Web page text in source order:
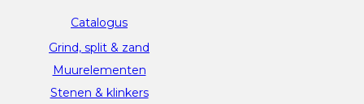
Catalogus
Grind, split & zand
Muurelementen
Stenen & klinkers